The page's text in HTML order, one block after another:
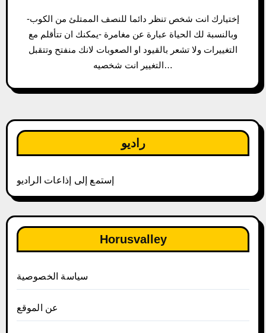
إختيارك انت شخص تنظر دائما للنصف الممتلئ من الكوب-
وبالنسبة لك الحياة عبارة عن مغامرة -يمكنك ان تتأقلم مع
التغييرات ولا تشعر بالقيود او الصعوبات لانك منفتح وتتقبل
التغيير انت شخصيه…
راديو
إستمع إلى إذاعات الراديو
Horusvalley
سياسة الخصوصية
عن الموقع